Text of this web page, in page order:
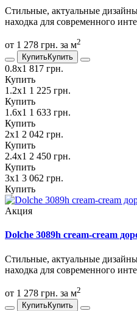
Стильные, актуальные
находка для современного
от 1 278 грн. за м2
КупитьКупить
0.8х1 817 грн.
Купить
1.2х1 1 225 грн.
Купить
1.6х1 1 633 грн.
Купить
2х1 2 042 грн.
Купить
2.4х1 2 450 грн.
Купить
3х1 3 062 грн.
Купить
Акция
Dolche 3089h cream-cream
Стильные, актуальные
находка для современного
от 1 278 грн. за м2
КупитьКупить